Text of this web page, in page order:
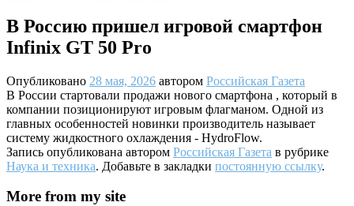
В Россию пришел игровой смартфон
Infinix GT 50 Pro
Опубликовано 28 мая, 2026 автором Российская Газета
В России стартовали продажи нового смартфона , который в
компании позиционируют игровым флагманом. Одной из
главных особенностей новинки производитель называет
систему жидкостного охлаждения - HydroFlow.
Запись опубликована автором Российская Газета в рубрике
Наука и техника. Добавьте в закладки постоянную ссылку.
More from my site